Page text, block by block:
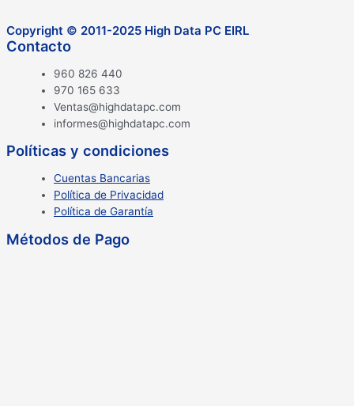
Copyright © 2011-2025 High Data PC EIRL
Contacto
960 826 440
970 165 633
Ventas@highdatapc.com
informes@highdatapc.com
Políticas y condiciones
Cuentas Bancarias
Política de Privacidad
Política de Garantía
Métodos de Pago